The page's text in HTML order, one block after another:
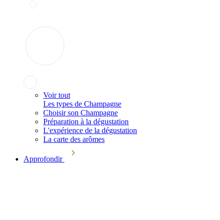
Voir tout
Les types de Champagne
Choisir son Champagne
Préparation à la dégustation
L'expérience de la dégustation
La carte des arômes
Approfondir